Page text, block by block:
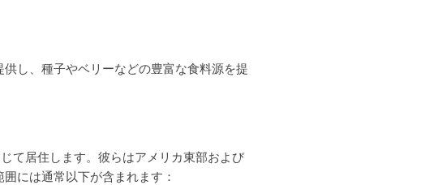
し、種子やベリーなどの豊富な食料源を提
て居住します。彼らはアメリカ東部および
には通常以下が含まれます：